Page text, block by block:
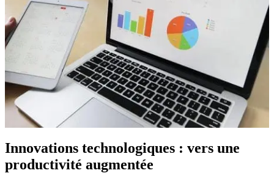
Innovations technologiques : vers une
productivité augmentée